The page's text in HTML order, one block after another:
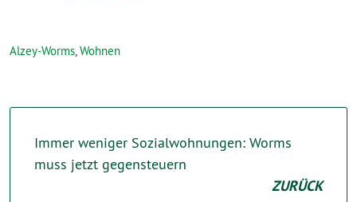
Alzey-Worms,Wohnen
Immer weniger Sozialwohnungen: Worms
muss jetzt gegensteuern
ZURÜCK